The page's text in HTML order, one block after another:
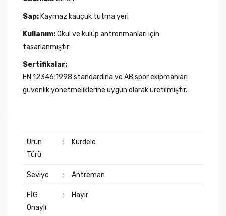
Sap: Kaymaz kauçuk tutma yeri
Kullanım:Okul ve kulüp antrenmanları için
tasarlanmıştır
Sertifikalar:
EN 12346:1998 standardına ve AB spor ekipmanları
güvenlik yönetmeliklerine uygun olarak üretilmiştir.
Ürün
Türü
: Kurdele
Seviye : Antreman
FİG
Onaylı
: Hayır